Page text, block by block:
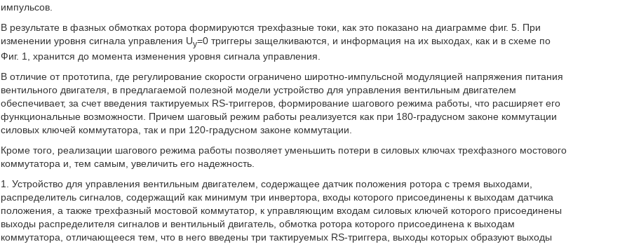
импульсов.
В результате в фазных обмотках ротора формируются трехфазные токи, как это показано на диаграмме фиг. 5. При
изменении уровня сигнала управления Uу=0 триггеры защелкиваются, и информация на их выходах, как и в схеме по
Фиг. 1, хранится до момента изменения уровня сигнала управления.
В отличие от прототипа, где регулирование скорости ограничено широтно-импульсной модуляцией напряжения питания
вентильного двигателя, в предлагаемой полезной модели устройство для управления вентильным двигателем
обеспечивает, за счет введения тактируемых RS-триггеров, формирование шагового режима работы, что расширяет его
функциональные возможности. Причем шаговый режим работы реализуется как при 180-градусном законе коммутации
силовых ключей коммутатора, так и при 120-градусном законе коммутации.
Кроме того, реализации шагового режима работы позволяет уменьшить потери в силовых ключах трехфазного мостового
коммутатора и, тем самым, увеличить его надежность.
1. Устройство для управления вентильным двигателем, содержащее датчик положения ротора с тремя выходами,
распределитель сигналов, содержащий как минимум три инвертора, входы которого присоединены к выходам датчика
положения, а также трехфазный мостовой коммутатор, к управляющим входам силовых ключей которого присоединены
выходы распределителя сигналов и вентильный двигатель, обмотка ротора которого присоединена к выходам
коммутатора, отличающееся тем, что в него введены три тактируемых RS-триггера, выходы которых образуют выходы